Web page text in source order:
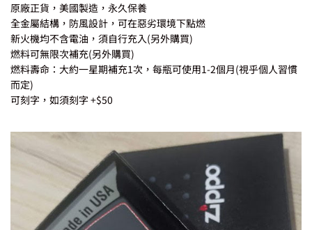
原廠正貨，美國製造，永久保養
全金屬結構，防風設計，可在惡劣環境下點燃
新火機均不含電油，須自行充入(另外購買)
燃料可無限次補充(另外購買)
燃料壽命：大約一星期補充1次，每瓶可使用1-2個月(視乎個人習慣
而定)
可刻字，如須刻字 +$50